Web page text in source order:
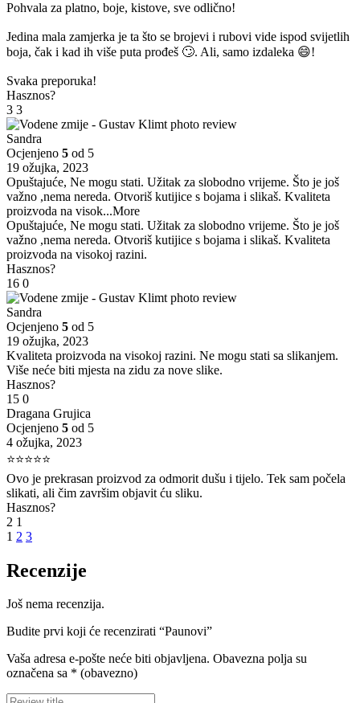
Pohvala za platno, boje, kistove, sve odlično!
Jedina mala zamjerka je ta što se brojevi i rubovi vide ispod svijetlih
boja, čak i kad ih više puta prođeš 🙄. Ali, samo izdaleka 😄!
Svaka preporuka!
Hasznos?
3 3
Sandra
Ocjenjeno 5 od 5
19 ožujka, 2023
Opuštajuće, Ne mogu stati. Užitak za slobodno vrijeme. Što je još
važno ,nema nereda. Otvoriš kutijice s bojama i slikaš. Kvaliteta
proizvoda na visok...More
Opuštajuće, Ne mogu stati. Užitak za slobodno vrijeme. Što je još
važno ,nema nereda. Otvoriš kutijice s bojama i slikaš. Kvaliteta
proizvoda na visokoj razini.
Hasznos?
16 0
Sandra
Ocjenjeno 5 od 5
19 ožujka, 2023
Kvaliteta proizvoda na visokoj razini. Ne mogu stati sa slikanjem.
Više neće biti mjesta na zidu za nove slike.
Hasznos?
15 0
Dragana Grujica
Ocjenjeno 5 od 5
4 ožujka, 2023
⭐⭐⭐⭐⭐
Ovo je prekrasan proizvod za odmorit dušu i tijelo. Tek sam počela
slikati, ali čim završim objavit ću sliku.
Hasznos?
2 1
1 2 3
Recenzije
Još nema recenzija.
Budite prvi koji će recenzirati “Paunovi”
Vaša adresa e-pošte neće biti objavljena. Obavezna polja su
označena sa * (obavezno)